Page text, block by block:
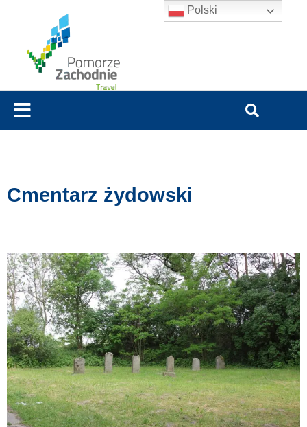
Cmentarz żydowski
Polski